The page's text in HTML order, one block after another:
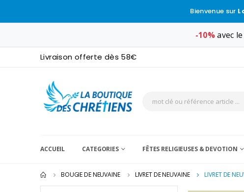
Bienvenue sur
-10%avec
Livraison offerte dès 58€
ACCUEIL CATEGORIES FÊTES RELIGIEUSES & DEVOTION
BOUGIE DE NEUVAINE LIVRET DE NEUVAINE LIVRET DE